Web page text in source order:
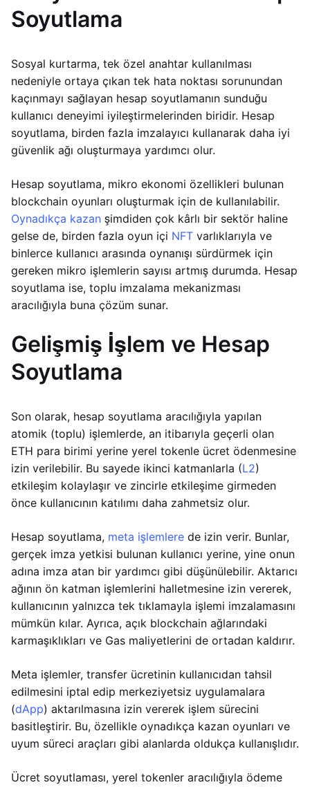
Soyutlama
Sosyal kurtarma, tek özel anahtar kullanılması
nedeniyle ortaya çıkan tek hata noktası sorunundan
kaçınmayı sağlayan hesap soyutlamanın sunduğu
kullanıcı deneyimi iyileştirmelerinden biridir. Hesap
soyutlama, birden fazla imzalayıcı kullanarak daha iyi
güvenlik ağı oluşturmaya yardımcı olur.
Hesap soyutlama, mikro ekonomi özellikleri bulunan
blockchain oyunları oluşturmak için de kullanılabilir.
Oynadıkça kazan şimdiden çok kârlı bir sektör haline
gelse de, birden fazla oyun içi NFT varlıklarıyla ve
binlerce kullanıcı arasında oynanışı sürdürmek için
gereken mikro işlemlerin sayısı artmış durumda. Hesap
soyutlama ise, toplu imzalama mekanizması
aracılığıyla buna çözüm sunar.
Gelişmiş İşlem ve Hesap
Soyutlama
Son olarak, hesap soyutlama aracılığıyla yapılan
atomik (toplu) işlemlerde, an itibarıyla geçerli olan
ETH para birimi yerine yerel tokenle ücret ödenmesine
izin verilebilir. Bu sayede ikinci katmanlarla (L2)
etkileşim kolaylaşır ve zincirle etkileşime girmeden
önce kullanıcının katılımı daha zahmetsiz olur.
Hesap soyutlama, meta işlemlere de izin verir. Bunlar,
gerçek imza yetkisi bulunan kullanıcı yerine, yine onun
adına imza atan bir yardımcı gibi düşünülebilir. Aktarıcı
ağının ön katman işlemlerini halletmesine izin vererek,
kullanıcının yalnızca tek tıklamayla işlemi imzalamasını
mümkün kılar. Ayrıca, açık blockchain ağlarındaki
karmaşıklıkları ve Gas maliyetlerini de ortadan kaldırır.
Meta işlemler, transfer ücretinin kullanıcıdan tahsil
edilmesini iptal edip merkeziyetsiz uygulamalara
(dApp) aktarılmasına izin vererek işlem sürecini
basitleştirir. Bu, özellikle oynadıkça kazan oyunları ve
uyum süreci araçları gibi alanlarda oldukça kullanışlıdır.
Ücret soyutlaması, yerel tokenler aracılığıyla ödeme